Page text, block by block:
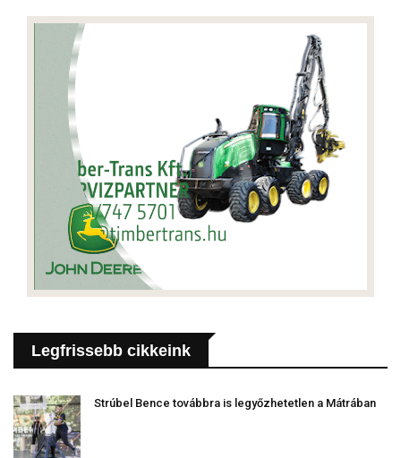
Legfrissebb cikkeink
Strúbel Bence továbbra is legyőzhetetlen a Mátrában